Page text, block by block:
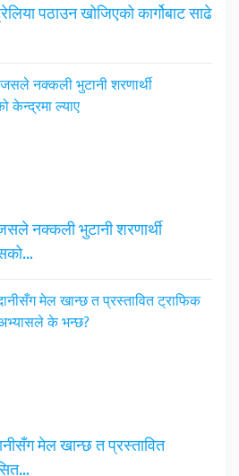
पठाउन खोजिएको कार्गोबाट साढे
नक्कली भुटानी शरणार्थी
मेल खान्छ त प्रस्तावित